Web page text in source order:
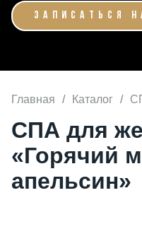
ЗАПИСАТЬСЯ
Главная Каталог
СПА для
«Горячий
апельсин»